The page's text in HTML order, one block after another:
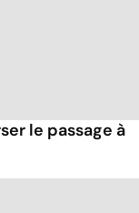
le passage à